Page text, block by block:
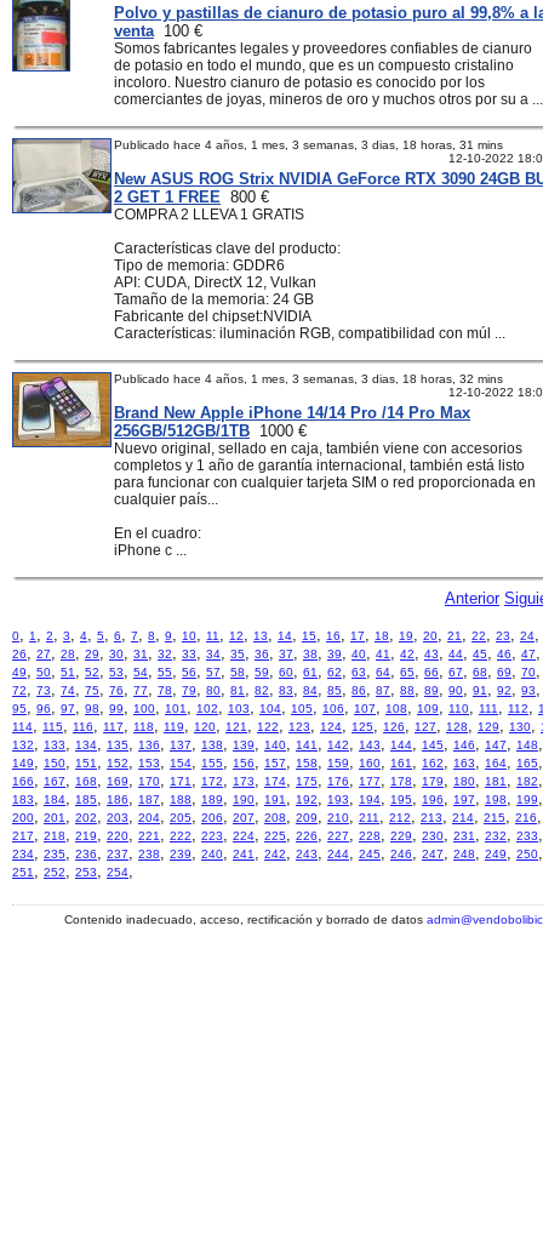
Polvo y pastillas de cianuro de potasio puro al 99,8% a
venta100 €
Somos fabricantes legales y proveedores confiables de cianuro
de potasio en todo el mundo, que es un compuesto cristalino
incoloro. Nuestro cianuro de potasio es conocido por los
comerciantes de joyas, mineros de oro y muchos otros por su a ...
Publicado hace 4 años, 1 mes, 3 semanas, 3 dias, 18 horas, 31 mins
12-10-2022
New ASUS ROG Strix NVIDIA GeForce RTX 3090 24GB
2 GET 1 FREE 800 €
COMPRA 2 LLEVA 1 GRATIS
Características clave del producto:
Tipo de memoria: GDDR6
API: CUDA, DirectX 12, Vulkan
Tamaño de la memoria: 24 GB
Fabricante del chipset:NVIDIA
Características: iluminación RGB, compatibilidad con múl ...
Publicado hace 4 años, 1 mes, 3 semanas, 3 dias, 18 horas, 32 mins
12-10-2022
Brand New Apple iPhone 14/14 Pro /14 Pro Max
256GB/512GB/1TB 1000 €
Nuevo original, sellado en caja, también viene con accesorios
completos y 1 año de garantía internacional, también está listo
para funcionar con cualquier tarjeta SIM o red proporcionada en
cualquier país...
En el cuadro:
iPhone c ...
Anterior
0, 1 , 2, 3, 4, 5, 6, 7, 8, 9, 10, 11 , 12, 13, 14, 15, 16, 17, 18, 19, 20, 21 , 22, 23, 24,
26, 27, 28, 29, 30, 31 , 32, 33, 34, 35, 36, 37, 38, 39, 40, 41 , 42, 43, 44, 45, 46, 47
49, 50, 51 , 52, 53, 54, 55, 56, 57, 58, 59, 60, 61 , 62, 63, 64, 65, 66, 67, 68, 69, 70
72, 73, 74, 75, 76, 77, 78, 79, 80, 81 , 82, 83, 84, 85, 86, 87, 88, 89, 90, 91 , 92, 93
95, 96, 97, 98, 99, 100, 101 , 102, 103, 104, 105, 106, 107, 108, 109, 110, 111 , 112,
114, 115, 116, 117, 118, 119, 120, 121 , 122, 123, 124, 125, 126, 127, 128, 129, 130,
132, 133, 134, 135, 136, 137, 138, 139, 140, 141 , 142, 143, 144, 145, 146, 147, 148,
149, 150, 151 , 152, 153, 154, 155, 156, 157, 158, 159, 160, 161 , 162, 163, 164, 165,
166, 167, 168, 169, 170, 171 , 172, 173, 174, 175, 176, 177, 178, 179, 180, 181 , 182,
183, 184, 185, 186, 187, 188, 189, 190, 191 , 192, 193, 194, 195, 196, 197, 198, 199,
200, 201 , 202, 203, 204, 205, 206, 207, 208, 209, 210, 211 , 212, 213, 214, 215, 216,
217, 218, 219, 220, 221 , 222, 223, 224, 225, 226, 227, 228, 229, 230, 231 , 232, 233,
234, 235, 236, 237, 238, 239, 240, 241 , 242, 243, 244, 245, 246, 247, 248, 249, 250,
251 , 252, 253, 254,
Contenido inadecuado, acceso, rectificación y borrado de datos